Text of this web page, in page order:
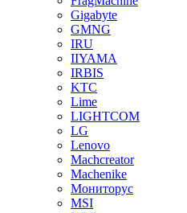
Gigabyte
GMNG
IRU
IIYAMA
IRBIS
KTC
Lime
LIGHTCOM
LG
Lenovo
Machcreator
Machenike
Мониторус
MSI